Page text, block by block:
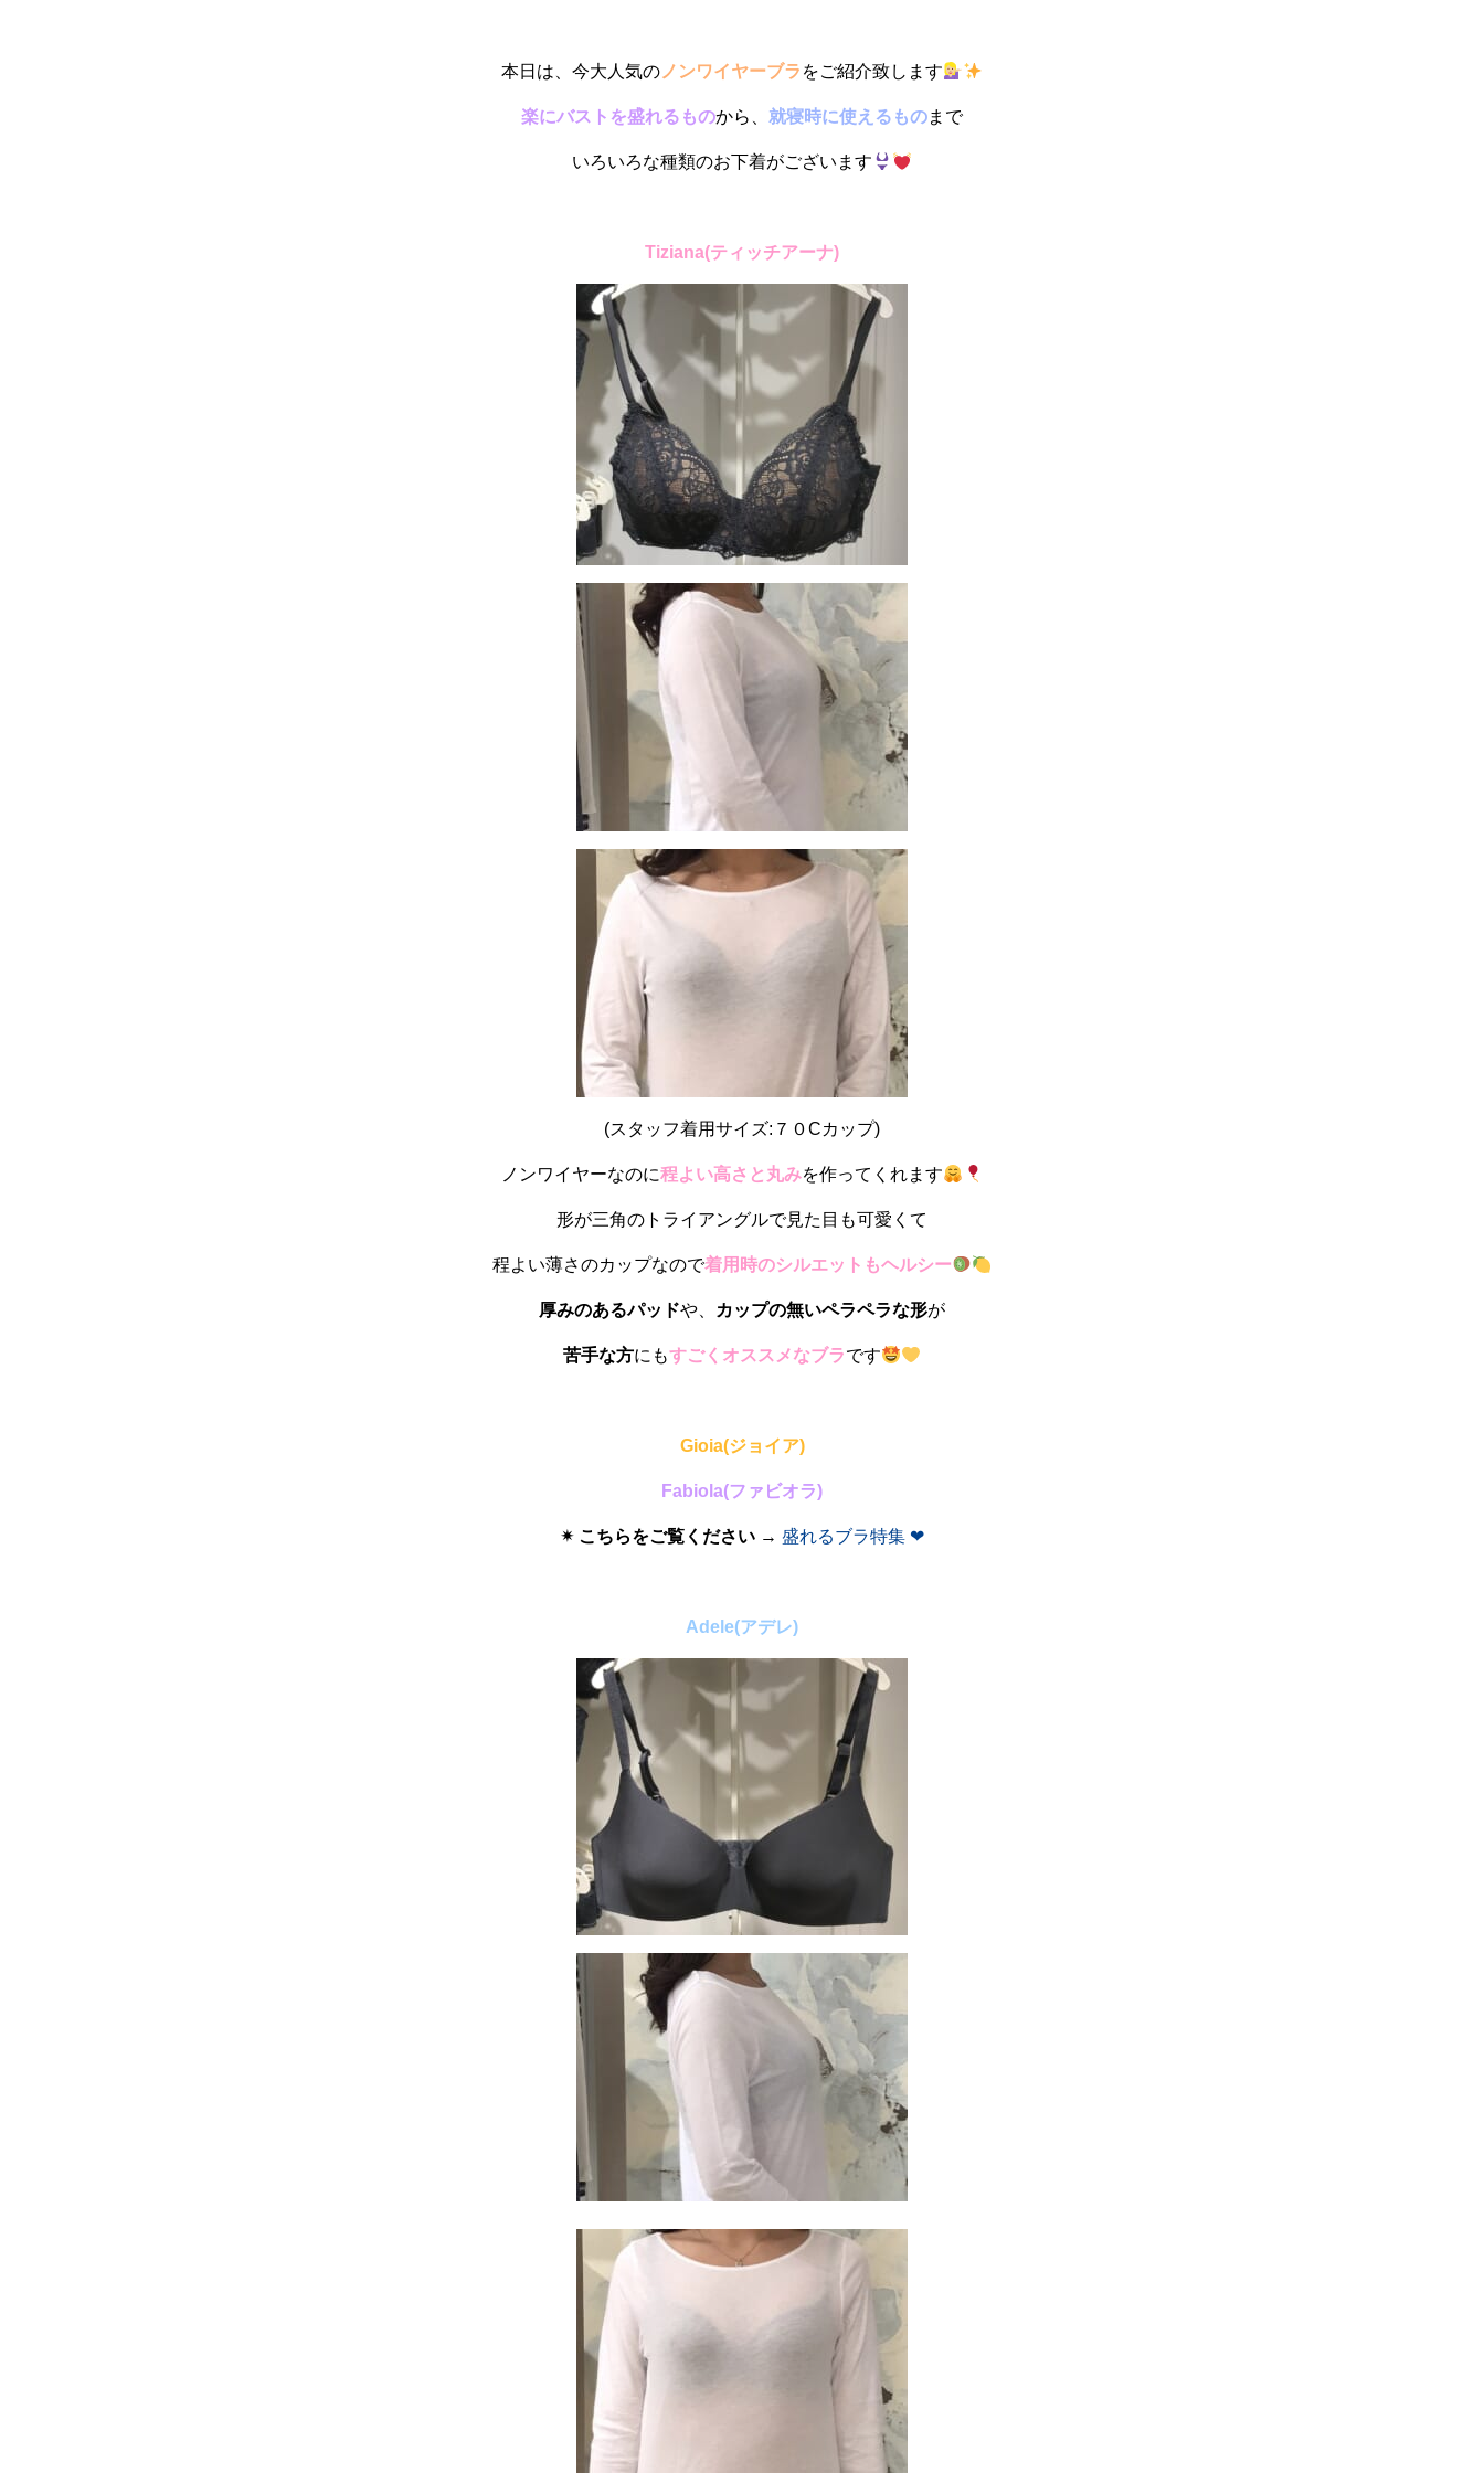
本日は、今大人気のノンワイヤーブラ をご紹介致します
楽にバストを盛れるものから、 就寝時に使えるものまで
いろいろな種類のお下着がございます
Tiziana(ティッチアーナ)
(スタッフ着用サイズ:７０Cカップ)
ノンワイヤーなのに程よい高さと丸みを作ってくれます
形が三角のトライアングルで見た目も可愛くて
程よい薄さのカップなので着用時のシルエットもヘルシー
厚みのあるパッドや、 カップの無いペラペラな形が
苦手な方にもすごくオススメなブラです
Gioia(ジョイア)
Fabiola(ファビオラ)
✴︎ こちらをご覧ください → 盛れるブラ特集 ❤︎
Adele(アデレ)